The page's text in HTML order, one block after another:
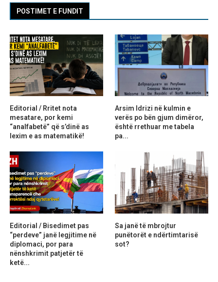
POSTIMET E FUNDIT
Editorial / Rritet nota
mesatare, por kemi
“analfabetë” që s’dinë as
lexim e as matematikë!
Arsim Idrizi në kulmin e
verës po bën gjum dimëror,
është rrethuar me tabela
pa...
Editorial / Bisedimet pas
“perdeve” janë legjitime në
diplomaci, por para
nënshkrimit patjetër të
ketë...
Sa janë të mbrojtur
punëtorët e ndërtimtarisë
sot?